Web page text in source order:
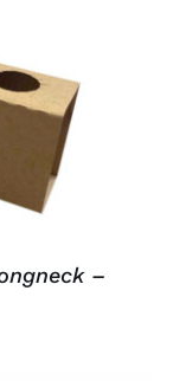
/
–